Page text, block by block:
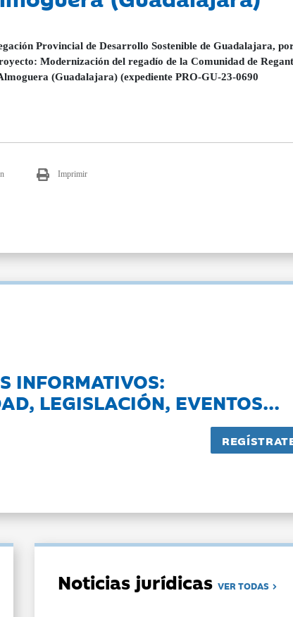
Provincial de Desarrollo Sostenible de Guadalajara,
Modernización del regadío de la Comunidad de
(Guadalajara) (expediente PRO-GU-23-0690
Imprimir
INFORMATIVOS:
LEGISLACIÓN, EVENTOS...
Noticias jurídicasVER TODAS